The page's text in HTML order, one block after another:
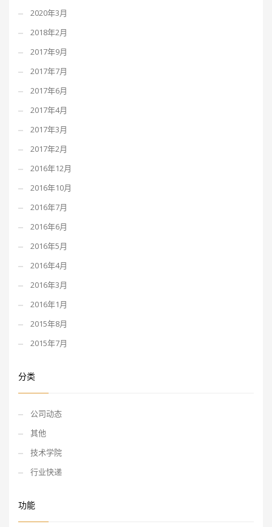
2020年3月
2018年2月
2017年9月
2017年7月
2017年6月
2017年4月
2017年3月
2017年2月
2016年12月
2016年10月
2016年7月
2016年6月
2016年5月
2016年4月
2016年3月
2016年1月
2015年8月
2015年7月
分类
公司动态
其他
技术学院
行业快递
功能